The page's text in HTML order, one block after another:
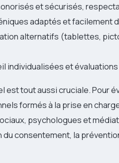
et sécurisés,
adaptés et facilement
alternatifs (tablettes,
individualisées et
est tout aussi cruciale. Pour
formés à la prise en
psychologues et
du consentement, la